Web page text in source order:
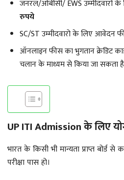
जनरल/ओबीसी/ EWS उम्मीदवारों
रुपये
SC/ST उम्मीदवारो के लिए आवेदन
ऑनलाइन फीस का भुगतान क्रेडिट
चलान के माध्यम से किया जा सकता
UP ITI Admission के लिए
भारत के किसी भी मान्यता प्राप्त बोर्ड
परीक्षा पास हो।